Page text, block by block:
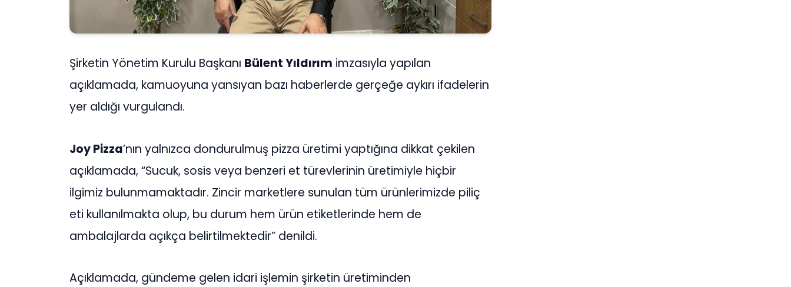
Şirketin Yönetim Kurulu Başkanı Bülent Yıldırım imzasıyla yapılan
açıklamada, kamuoyuna yansıyan bazı haberlerde gerçeğe aykırı ifadelerin
yer aldığı vurgulandı.
Joy Pizza’nın yalnızca dondurulmuş pizza üretimi yaptığına dikkat çekilen
açıklamada, “Sucuk, sosis veya benzeri et türevlerinin üretimiyle hiçbir
ilgimiz bulunmamaktadır. Zincir marketlere sunulan tüm ürünlerimizde piliç
eti kullanılmakta olup, bu durum hem ürün etiketlerinde hem de
ambalajlarda açıkça belirtilmektedir” denildi.
Açıklamada, gündeme gelen idari işlemin şirketin üretiminden